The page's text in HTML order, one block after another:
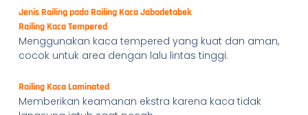
Jenis Railing pada Railing Kaca Jabodetabek
Railing Kaca Tempered
Menggunakan kaca tempered yang kuat dan aman,
cocok untuk area dengan lalu lintas tinggi.
Railing Kaca Laminated
Memberikan keamanan ekstra karena kaca tidak